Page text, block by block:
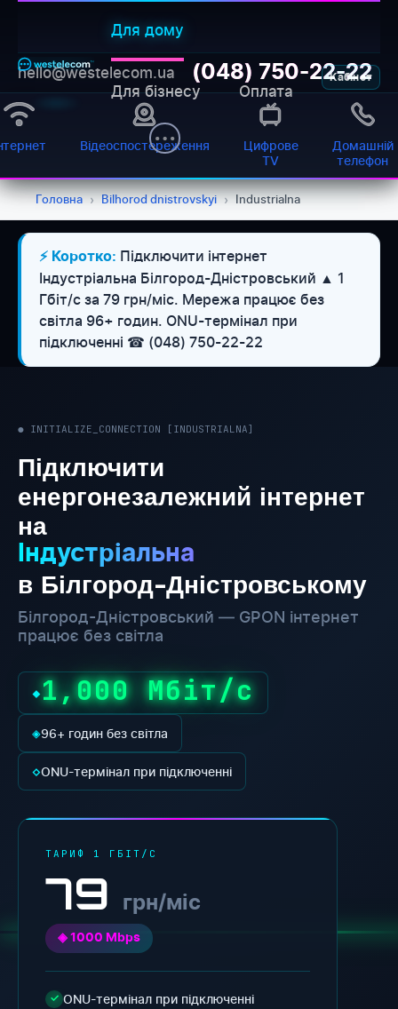
Для дому
Для бізнесу Оплата
Кабінет
hello@westelecom.ua (048) 750-22-22
Відеоспостереження
Цифрове
TV
Домашній
телефон
Головна › Bilhorod dnistrovskyi › Industrialna
⚡ Коротко: Підключити інтернет
Індустріальна Білгород-Дністровський ▲ 1
Гбіт/с за 79 грн/міс. Мережа працює без
світла 96+ годин. ONU-термінал при
підключенні ☎ (048) 750-22-22
● INITIALIZE_CONNECTION [INDUSTRIALNA]
Підключити
енергонезалежний інтернет
на
Індустріальна
в Білгород-Дністровському
Білгород-Дністровський — GPON інтернет
працює без світла
◆1,000 Мбіт/с
◈96+ годин без світла
◇ONU-термінал при підключенні
ТАРИФ 1 ГБІТ/С
79 грн/міс
◈ 1000 Mbps
✓ ONU-термінал при підключенні